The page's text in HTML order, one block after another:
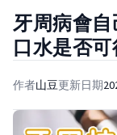
健康主題館
牙周病會
口水是否
作者山豆更新日期